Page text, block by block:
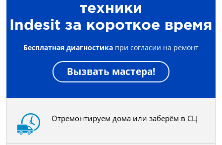
техники
Indesit за короткое время
Бесплатная диагностикапри согласии на ремонт
Вызвать мастера!
Отремонтируем дома или заберём в СЦ